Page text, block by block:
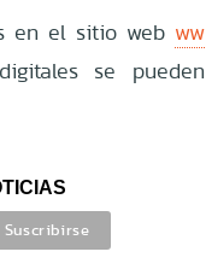
en el sitio web ww
se pueden